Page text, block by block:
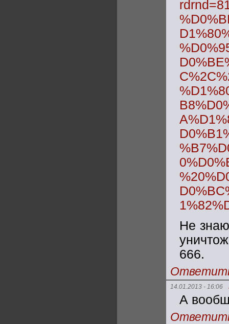
Не
666.
14.01.2013 - 16:06
А